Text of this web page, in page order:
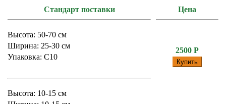
Стандарт поставки Цена
Высота: 50-70 см
Ширина: 25-30 см
Упаковка: С10
2500 Р
Купить
Высота: 10-15 см